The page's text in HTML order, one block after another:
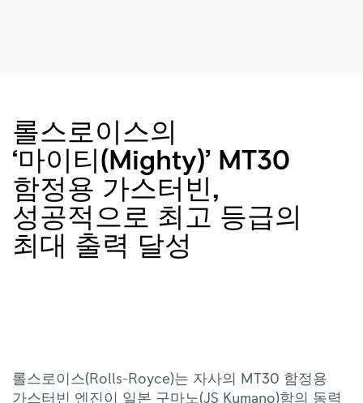
스
의
‘마
이
(Mighty)’
스
터
롤스로이스의
‘마이티(Mighty)’ MT30
함정용 가스터빈,
성공적으로 최고 등급의
최대 출력 달성
롤스로이스(Rolls-Royce)는 자사의 MT30 함정용
가스터빈 엔진이 일본 구마노(JS Kumano)함의
동력